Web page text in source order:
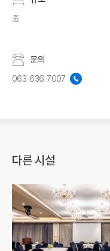
중
문의
063-636-7007
다른 시설